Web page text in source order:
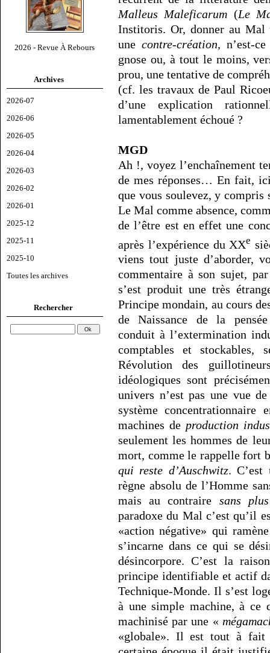
2026 - Revue À Rebours
Archives
2026-07
2026-06
2026-05
2026-04
2026-03
2026-02
2026-01
2025-12
2025-11
2025-10
Toutes les archives
Rechercher
Malleus Maleficarum (Le
Institoris. Or, donner au Mal
unecontre-création, n’est-
gnose ou, à tout le moins,
prou, une tentative de
(cf. les travaux de Paul
d’une explication
lamentablement échoué ?
MGD
Ah !, voyez l’enchaînement
de mes réponses… En fait,
que vous soulevez, y compris
Le Mal comme absence,
de l’être est en effet une
après l’expérience du XXe
viens tout juste d’aborder,
commentaire à son sujet,
s’est produit une très
Principe mondain, au cours
de Naissance de la
conduit à l’extermination
comptables et
Révolution des
idéologiques sont
univers n’est pas une vue
système
machines de production
seulement les hommes de
mort, comme le rappelle fort
qui reste d’Auschwitz. C’est
règne absolu de l’Homme
mais au contraire sans
paradoxe du Mal c’est qu’il
«action négative» qui
s’incarne dans ce qui se
désincorpore. C’est la
principe identifiable et actif
Technique-Monde. Il s’est
à une simple machine, à ce
machinisé par une «
«globale». Il est tout à fait